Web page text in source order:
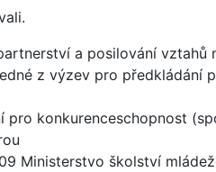
a posilování vztahů
z výzev pro předkládání
pro konkurenceschopnost
Ministerstvo školství